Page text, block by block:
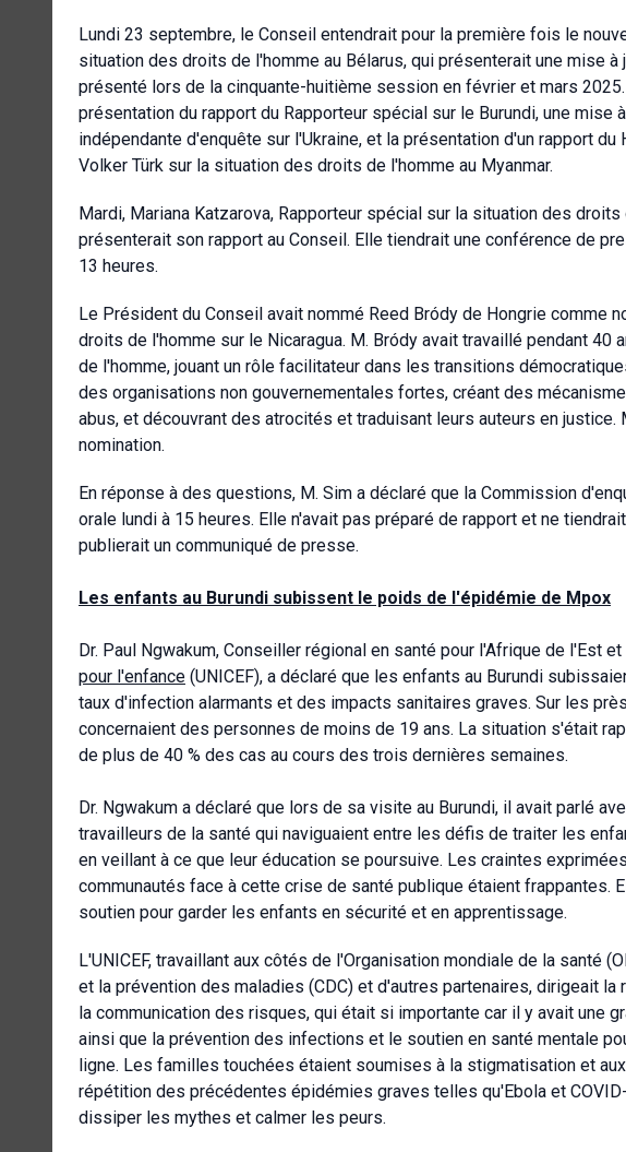
Lundi 23 septembre, le Conseil entendrait pour la première fois le
situation des droits de l'homme au Bélarus, qui présenterait une mise
présenté lors de la cinquante-huitième session en février et mars
présentation du rapport du Rapporteur spécial sur le Burundi, une mise
indépendante d'enquête sur l'Ukraine, et la présentation d'un rapport
Volker Türk sur la situation des droits de l'homme au Myanmar.
Mardi, Mariana Katzarova, Rapporteur spécial sur la situation des
présenterait son rapport au Conseil. Elle tiendrait une conférence de
13 heures.
Le Président du Conseil avait nommé Reed Bródy de Hongrie comme
droits de l'homme sur le Nicaragua. M. Bródy avait travaillé pendant 40
de l'homme, jouant un rôle facilitateur dans les transitions
des organisations non gouvernementales fortes, créant des
abus, et découvrant des atrocités et traduisant leurs auteurs en justice.
nomination.
En réponse à des questions, M. Sim a déclaré que la Commission
orale lundi à 15 heures. Elle n'avait pas préparé de rapport et ne
publierait un communiqué de presse.
Les enfants au Burundi subissent le poids de l'épidémie de Mpox
Dr. Paul Ngwakum, Conseiller régional en santé pour l'Afrique de l'Est
pour l'enfance (UNICEF), a déclaré que les enfants au Burundi
taux d'infection alarmants et des impacts sanitaires graves. Sur les
concernaient des personnes de moins de 19 ans. La situation s'était
de plus de 40 % des cas au cours des trois dernières semaines.
Dr. Ngwakum a déclaré que lors de sa visite au Burundi, il avait parlé
travailleurs de la santé qui naviguaient entre les défis de traiter les
en veillant à ce que leur éducation se poursuive. Les craintes
communautés face à cette crise de santé publique étaient frappantes.
soutien pour garder les enfants en sécurité et en apprentissage.
L'UNICEF, travaillant aux côtés de l'Organisation mondiale de la santé
et la prévention des maladies (CDC) et d'autres partenaires, dirigeait
la communication des risques, qui était si importante car il y avait une
ainsi que la prévention des infections et le soutien en santé mentale
ligne. Les familles touchées étaient soumises à la stigmatisation et
répétition des précédentes épidémies graves telles qu'Ebola et
dissiper les mythes et calmer les peurs.